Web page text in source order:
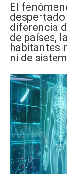
El
diferencia
de países,
habitantes
ni de